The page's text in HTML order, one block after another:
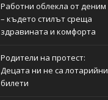
Работни облекла от деним
– където стилът среща
здравината и комфорта
Родители на протест:
Децата ни не са лотарийни
билети